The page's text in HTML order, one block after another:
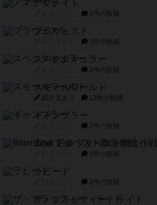
アマナイト
1件の投稿
ブラヴェスト
1件の投稿
スペクタキュラー
1件の投稿
スモールワールド
紹介文あり 13件の投稿
ギャンブラー
2件の投稿
Bitter End ブタペスト救出作戦
1件の投稿
ラピード
1件の投稿
ザ・フラッフィー・ライト